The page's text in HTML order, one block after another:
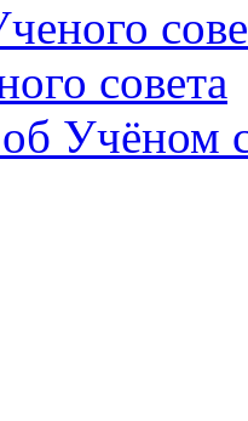
совета
Учёном